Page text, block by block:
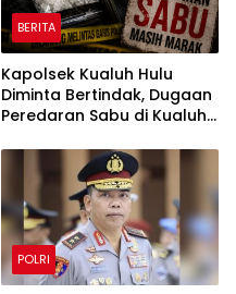
BERITA
Kapolsek Kualuh Hulu
Diminta Bertindak, Dugaan
Peredaran Sabu di Kualuh
Sorotan Warga
POLRI